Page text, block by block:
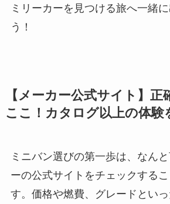
ミリーカーを見つける旅へ一緒
う！
【メーカー公式サイト】正
ここ！カタログ以上の体験
ミニバン選びの第一歩は、なん
ーの公式サイトをチェックする
す。価格や燃費、グレードとい